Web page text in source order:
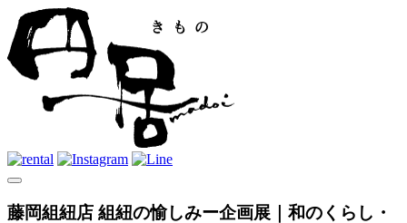
藤岡組紐店 組紐の愉しみー企画展｜和のくらし・